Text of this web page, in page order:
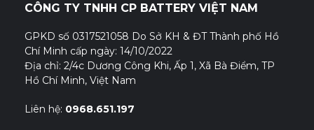
CÔNG TY TNHH CP BATTERY VIỆT NAM
GPKD số 0317521058 Do Sở KH & ĐT Thành phố Hồ
Chí Minh cấp ngày: 14/10/2022
Địa chỉ: 2/4c Dương Công Khi, Ấp 1, Xã Bà Điểm, TP
Hồ Chí Minh, Việt Nam
Liên hệ: 0968.651.197